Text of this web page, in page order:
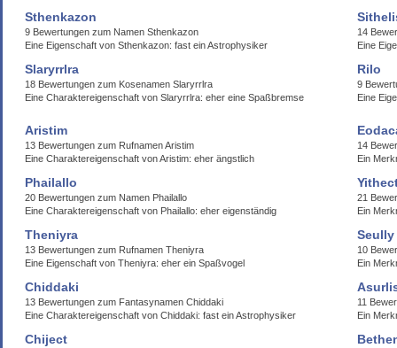
Sthenkazon
9 Bewertungen zum Namen Sthenkazon
Eine Eigenschaft von Sthenkazon: fast ein Astrophysiker
14
Eine
Slaryrrlra
18 Bewertungen zum Kosenamen Slaryrrlra
Eine Charaktereigenschaft von Slaryrrlra: eher eine Spaßbremse
Rilo
9
Eine
Aristim
13 Bewertungen zum Rufnamen Aristim
Eine Charaktereigenschaft von Aristim: eher ängstlich
14
Ein
Phailallo
20 Bewertungen zum Namen Phailallo
Eine Charaktereigenschaft von Phailallo: eher eigenständig
21
Ein
Theniyra
13 Bewertungen zum Rufnamen Theniyra
Eine Eigenschaft von Theniyra: eher ein Spaßvogel
Seully
10
Ein
Chiddaki
13 Bewertungen zum Fantasynamen Chiddaki
Eine Charaktereigenschaft von Chiddaki: fast ein Astrophysiker
11
Ein
Chiject